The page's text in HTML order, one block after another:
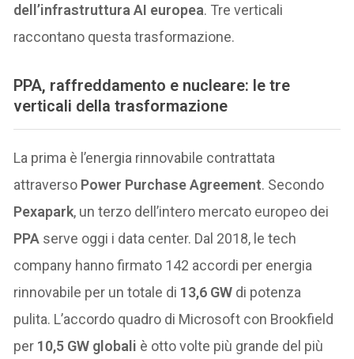
dell’infrastruttura AI europea. Tre verticali
raccontano questa trasformazione.
PPA, raffreddamento e nucleare: le tre
verticali della trasformazione
La prima è l’energia rinnovabile contrattata
attraverso Power Purchase Agreement. Secondo
Pexapark, un terzo dell’intero mercato europeo dei
PPA serve oggi i data center. Dal 2018, le tech
company hanno firmato 142 accordi per energia
rinnovabile per un totale di 13,6 GW di potenza
pulita. L’accordo quadro di Microsoft con Brookfield
per 10,5 GW globali è otto volte più grande del più